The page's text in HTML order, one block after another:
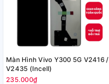
Màn Hình Vivo Y300 5G V2416 /
V2435 (Incell)
235.000₫